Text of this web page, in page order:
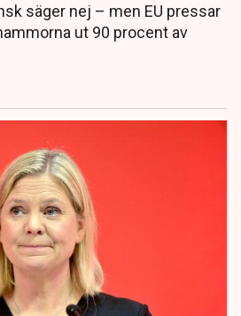
säger nej – men EU pressar
ut 90 procent av